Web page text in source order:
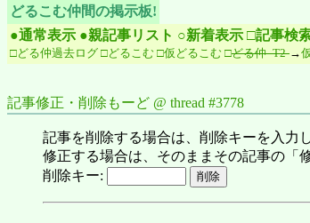
どるこむ仲間の掲示板!
●通常表示 ●親記事リスト ○新着表示 □記事検
□どる仲過去ログ □どるこむ □仮どるこむ □どる仲 -T2-→
記事修正・削除もーど @ thread #3778
記事を削除する場合は、削除キーを入力
修正する場合は、そのままその記事の「
削除キー: